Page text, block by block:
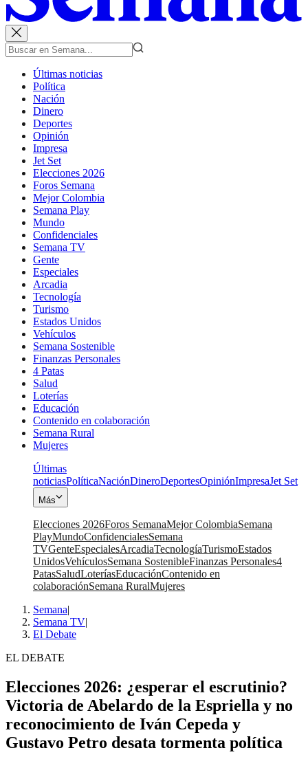
Últimas noticias
Política
Nación
Dinero
Deportes
Opinión
Impresa
Jet Set
Elecciones 2026
Foros Semana
Mejor Colombia
Semana Play
Mundo
Confidenciales
Semana TV
Gente
Especiales
Arcadia
Tecnología
Turismo
Estados Unidos
Vehículos
Semana Sostenible
Finanzas Personales
4 Patas
Salud
Loterías
Educación
Contenido en colaboración
Semana Rural
Mujeres
Últimas
noticiasPolíticaNaciónDineroDeportesOpiniónImpresaJet Set
Más
Elecciones 2026Foros SemanaMejor ColombiaSemana
PlayMundoConfidencialesSemana
TVGenteEspecialesArcadiaTecnologíaTurismoEstados
UnidosVehículosSemana SostenibleFinanzas Personales4
PatasSaludLoteríasEducaciónContenido en
colaboraciónSemana RuralMujeres
Semana|
Semana TV|
El Debate
EL DEBATE
Elecciones 2026: ¿esperar el escrutinio?
Victoria de Abelardo de la Espriella y no
reconocimiento de Iván Cepeda y
Gustavo Petro desata tormenta política